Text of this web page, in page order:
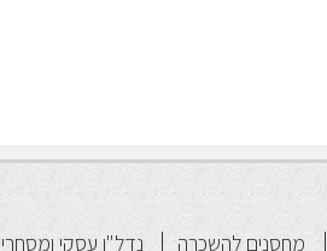
מחסנים להשכרה נדל"ן עסקי ומסחרי